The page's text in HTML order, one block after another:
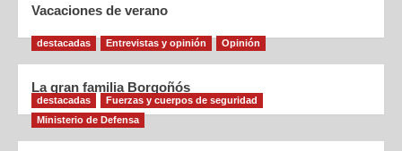
Vacaciones de verano
destacadas Entrevistas y opinión Opinión
La gran familia Borgoñós
destacadas
Fuerzas y cuerpos de seguridad
Ministerio de Defensa